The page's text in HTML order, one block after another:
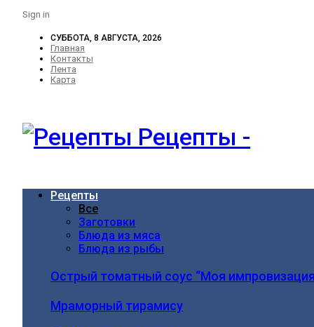
Sign in
СУББОТА, 8 АВГУСТА, 2026
Главная
Контакты
Лента
Карта
Рецепты -
Рецепты
Все
Заготовки
Блюда из мяса
Блюда из рыбы
Острый томатный соус “Моя
Мраморный тирамису